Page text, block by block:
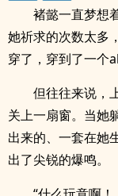
褚懿一直梦想
她祈求的次数太多
穿了，穿到了一个
但往往来说，
关上一扇窗。当她
出来的、一套在她
出了尖锐的爆鸣。